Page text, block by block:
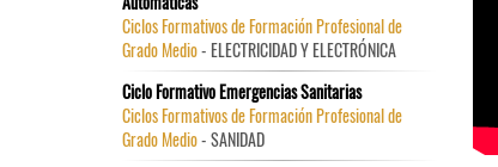
Ciclos Formativos de Formación Profesional de
Grado Medio- ELECTRICIDAD Y ELECTRÓNICA
Ciclo Formativo Emergencias Sanitarias
Ciclos Formativos de Formación Profesional de
Grado Medio- SANIDAD